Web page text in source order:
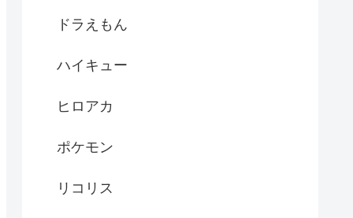
ドラえもん
ハイキュー
ヒロアカ
ポケモン
リコリス